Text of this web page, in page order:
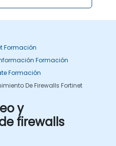
Formación
Formación
Formación
De Firewalls Fortinet
y
firewalls